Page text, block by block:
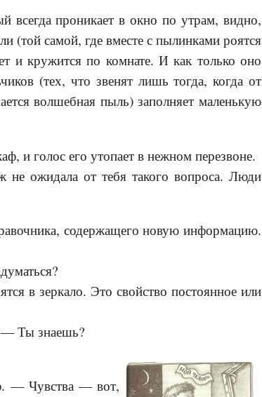
всегда проникает в окно по утрам, видно,
(той самой, где вместе с пылинками роятся
и кружится по комнате. И как только оно
(тех, что звенят лишь тогда, когда от
волшебная пыль) заполняет маленькую
голос его утопает в нежном перезвоне.
ожидала от тебя такого вопроса. Люди
содержащего новую информацию.
в зеркало. Это свойство постоянное или
— Ты знаешь?
— Чувства — вот,